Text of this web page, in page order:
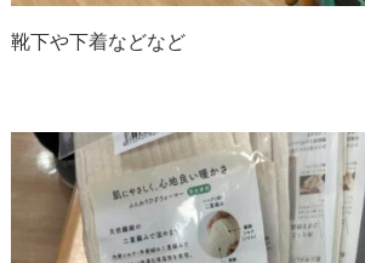
靴下や下着などなど